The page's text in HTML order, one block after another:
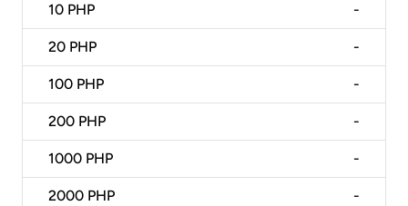
10 PHP -
20 PHP -
100 PHP -
200 PHP -
1000 PHP -
2000 PHP -